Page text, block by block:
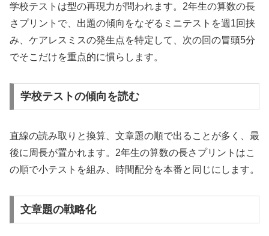
学校テストは型の再現力が問われます。2年生の算数の長
さプリントで、出題の傾向をなぞるミニテストを週1回挟
み、ケアレスミスの発生点を特定して、次の回の冒頭5分
でそこだけを重点的に慣らします。
学校テストの傾向を読む
直線の読み取りと換算、文章題の順で出ることが多く、最
後に周長が置かれます。2年生の算数の長さプリントはこ
の順で小テストを組み、時間配分を本番と同じにします。
文章題の戦略化